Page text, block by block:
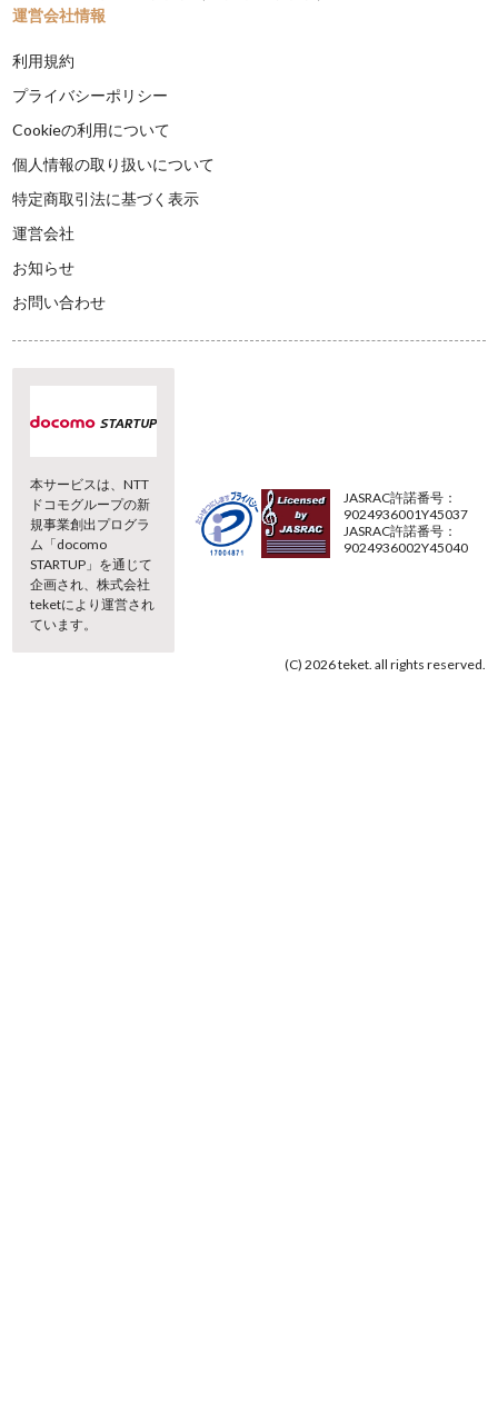
運営会社情報
利用規約
プライバシーポリシー
Cookieの利用について
個人情報の取り扱いについて
特定商取引法に基づく表示
運営会社
お知らせ
お問い合わせ
本サービスは、NTT
ドコモグループの新
規事業創出プログラ
ム「docomo
STARTUP」を通じて
企画され、株式会社
teketにより運営され
ています。
JASRAC許諾番号：
9024936001Y45037
JASRAC許諾番号：
9024936002Y45040
(C) 2026 teket. all rights reserved.